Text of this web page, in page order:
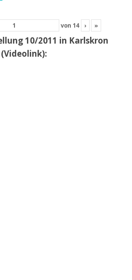
von 14 › »
10/2011 in Karlskron
(Videolink):